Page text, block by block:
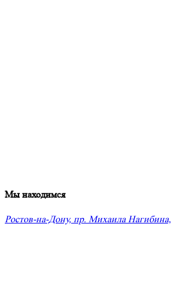
Мы находимся
Ростов-на-Дону, пр. Михаила